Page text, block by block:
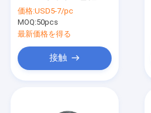
た
価格:USD5-7/pc
MOQ:50pcs
最新価格を得る
接触